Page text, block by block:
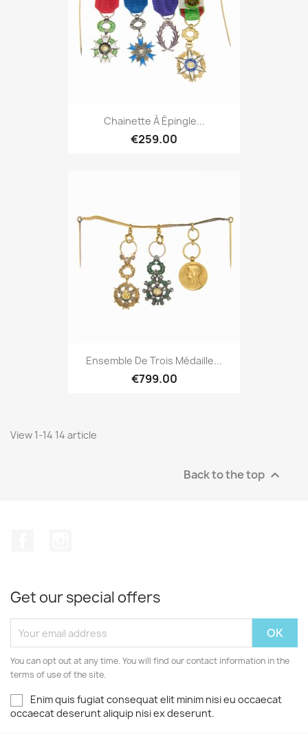
Chainette À Épingle...
€259.00
Ensemble De Trois Médaille...
€799.00
View 1-14 14 article
Back to the top 
Get our special offers
You can opt out at any time. You will find our contact information in the
terms of use of the site.
Enim quis fugiat consequat elit minim nisi eu occaecat
occaecat deserunt aliquip nisi ex deserunt.